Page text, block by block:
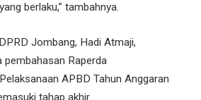
berlaku,” tambahnya.
Jombang, Hadi Atmaji,
pembahasan Raperda
APBD Tahun Anggaran
tahap akhir.